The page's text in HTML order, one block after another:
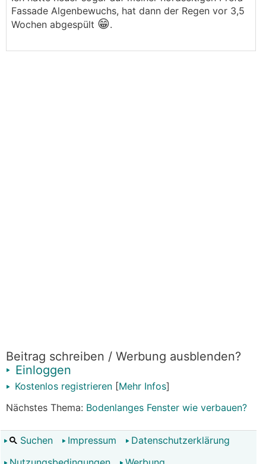
Fassade Algenbewuchs, hat dann der Regen vor 3,5
Wochen abgespült 😁.
Beitrag schreiben / Werbung ausblenden?
Einloggen
Kostenlos registrieren [Mehr Infos]
Nächstes Thema: Bodenlanges Fenster wie verbauen?
Suchen Impressum
Datenschutzerklärung